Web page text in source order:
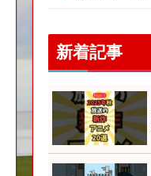
新着記事